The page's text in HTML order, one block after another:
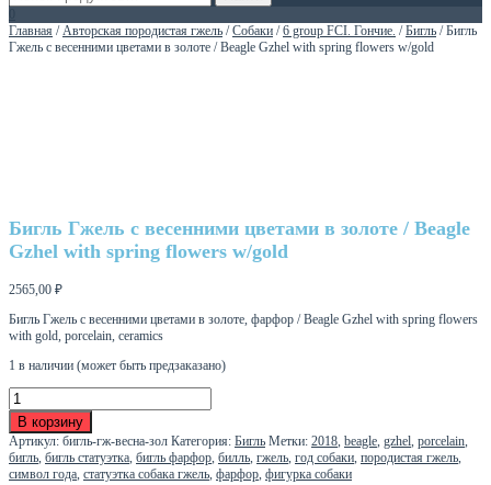
Главная /Авторская породистая гжель /Собаки /6 group FCI. Гончие. /Бигль / Бигль
Гжель с весенними цветами в золоте / Beagle Gzhel with spring flowers w/gold
Бигль Гжель с весенними цветами в золоте / Beagle
Gzhel with spring flowers w/gold
2565,00 ₽
Бигль Гжель с весенними цветами в золоте, фарфор / Beagle Gzhel with spring flowers
with gold, porcelain, ceramics
1 в наличии (может быть предзаказано)
Количество
товара
Бигль
Гжель
с
весенними
В корзину
Артикул: бигль-гж-весна-зол Категория: Бигль Метки: 2018, beagle, gzhel, porcelain,
бигль, бигль статуэтка, бигль фарфор, билль, гжель, год собаки, породистая гжель,
символ года, статуэтка собака гжель, фарфор, фигурка собаки